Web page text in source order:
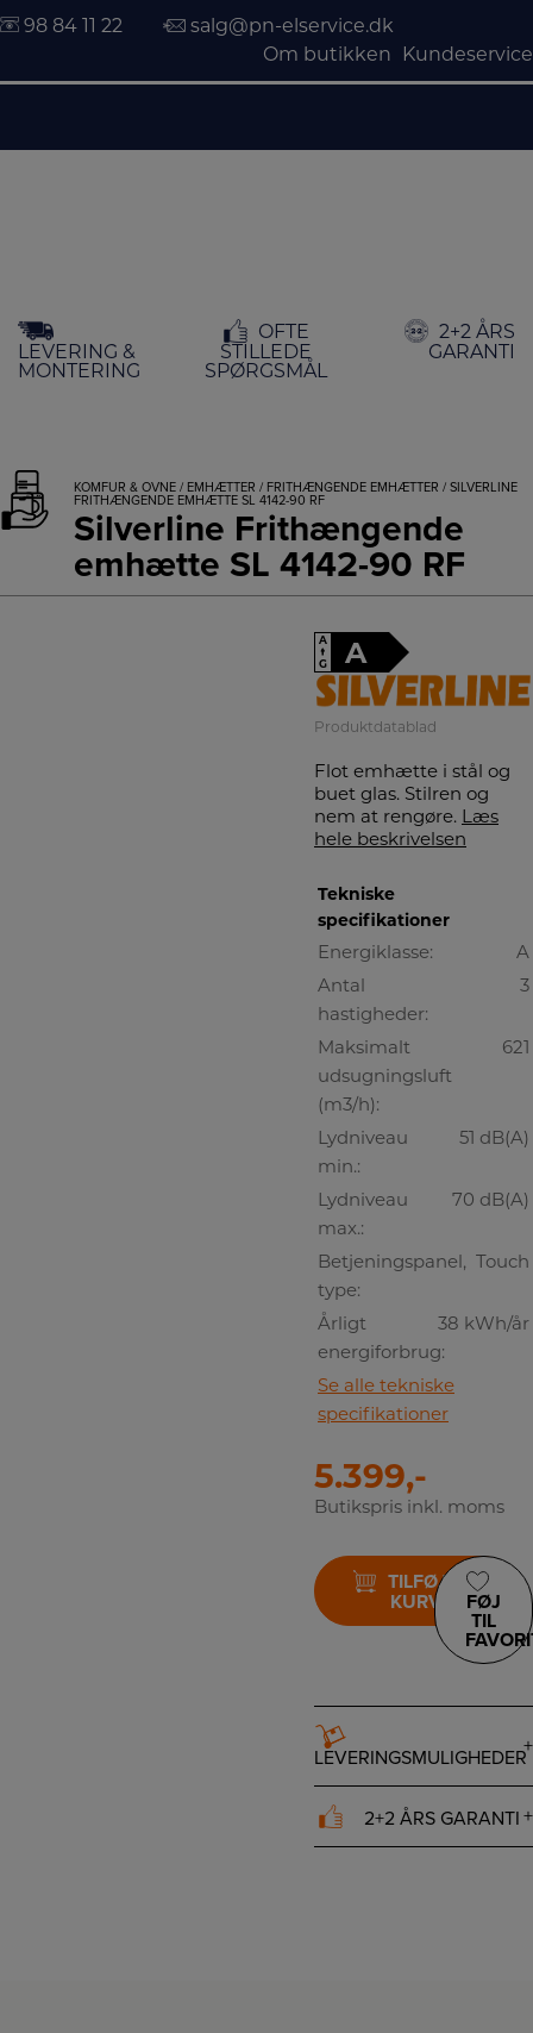
indholdet
98 84 11 22
salg@pn-elservice.dk
Om butikken
Kundeservice
LEVERING &
MONTERING
OFTE
STILLEDE
SPØRGSMÅL
2+2 ÅRS
GARANTI
KOMFUR & OVNE / EMHÆTTER / FRITHÆNGENDE EMHÆTTER / SILVERLINE
FRITHÆNGENDE EMHÆTTE SL 4142-90 RF
Silverline Frithængende
emhætte SL 4142-90 RF
A
↑
G
A
Produktdatablad
Flot emhætte i stål og
buet glas. Stilren og
nem at rengøre. Læs
hele beskrivelsen
Tekniske
specifikationer
Energiklasse:
A
Antal
hastigheder:
3
Maksimalt
udsugningsluft
(m3/h):
621
Lydniveau
min.:
51 dB(A)
Lydniveau
max.:
70 dB(A)
Betjeningspanel,
type:
Touch
Årligt
energiforbrug:
38 kWh/år
Se alle tekniske
specifikationer
5.399,-
Butikspris inkl. moms
TILFØJ TIL
KURV
FØJ
TIL
LEVERINGSMULIGHEDER
2+2 ÅRS GARANTI